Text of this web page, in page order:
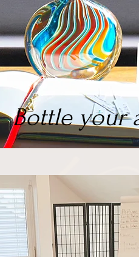
Bottle your